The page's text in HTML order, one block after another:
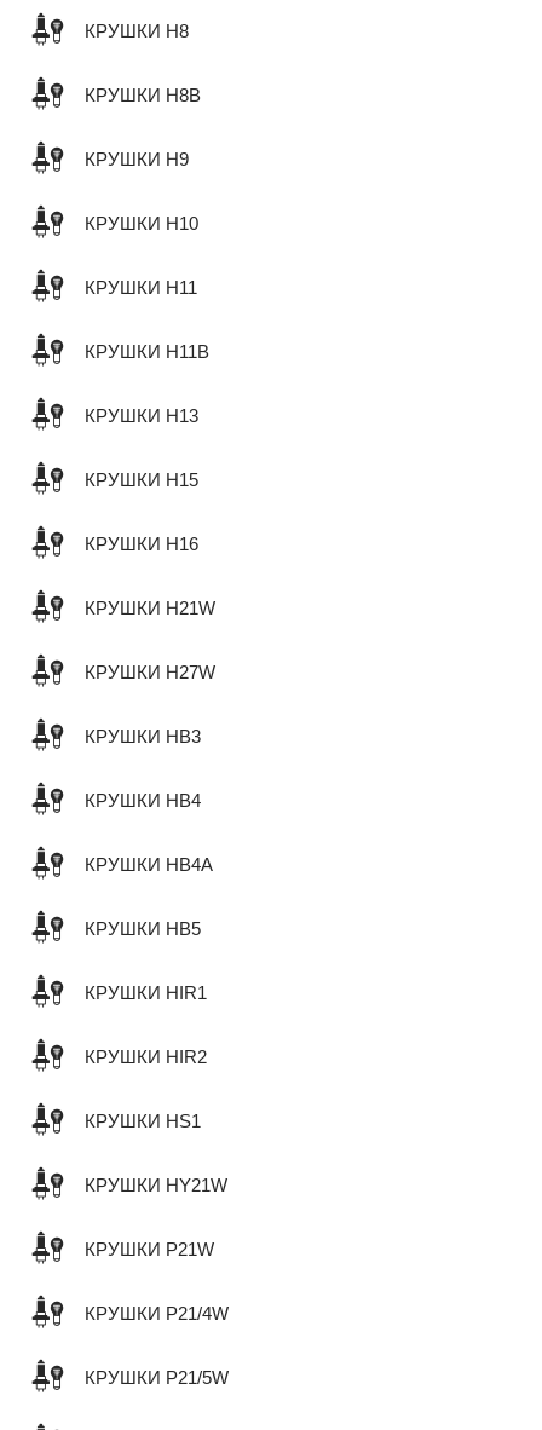
КРУШКИ H8
КРУШКИ H8B
КРУШКИ H9
КРУШКИ H10
КРУШКИ H11
КРУШКИ H11B
КРУШКИ H13
КРУШКИ H15
КРУШКИ H16
КРУШКИ H21W
КРУШКИ H27W
КРУШКИ HB3
КРУШКИ HB4
КРУШКИ HB4A
КРУШКИ HB5
КРУШКИ HIR1
КРУШКИ HIR2
КРУШКИ HS1
КРУШКИ HY21W
КРУШКИ P21W
КРУШКИ P21/4W
КРУШКИ P21/5W